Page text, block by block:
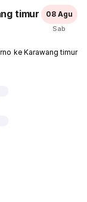
timur 08 Agu
Sab
ke Karawang timur